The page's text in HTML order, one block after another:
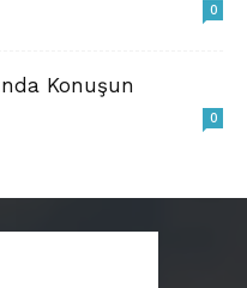
0
Konuşun
0